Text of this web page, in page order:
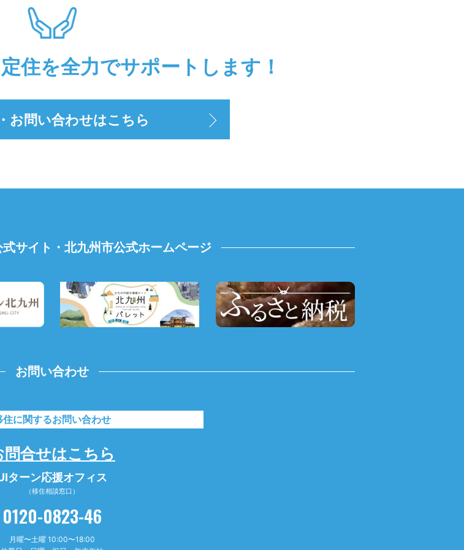
住を全力でサポートします！
お問い合わせはこちら
サイト・ 北九州市公式ホームページ
お問い合わせ
住に関するお問い合わせ
問合せはこちら
ターン応援オフィス
（移住相談窓口）
0120-0823-46
月曜〜土曜 10:00〜18:00